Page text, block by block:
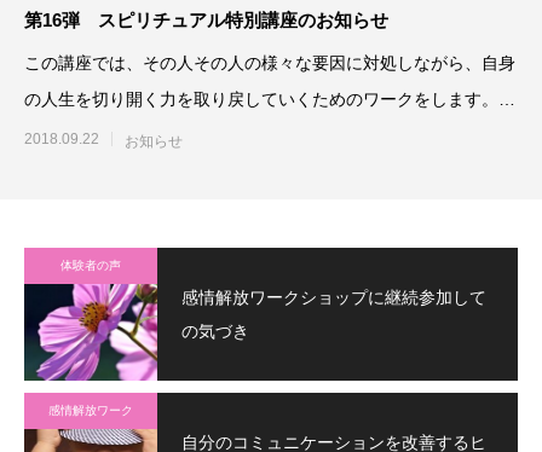
第16弾 スピリチュアル特別講座のお知らせ
この講座では、その人その人の様々な要因に対処しながら、自身
の人生を切り開く力を取り戻していくためのワークをします。そ
して、本当にその方自身の
2018.09.22 お知らせ
体験者の声
感情解放ワークショップに継続参加して
の気づき
感情解放ワーク
自分のコミュニケーションを改善するヒ